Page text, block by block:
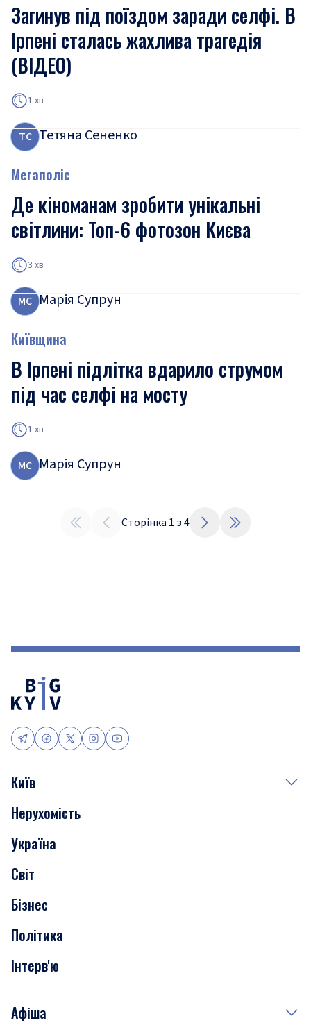
Загинув під поїздом заради селфі. В
Ірпені сталась жахлива трагедія
(ВІДЕО)
1 хв
ТС Тетяна Сененко
Мегаполіс
Де кіноманам зробити унікальні
світлини: Топ-6 фотозон Києва
3 хв
МС Марія Супрун
Київщина
В Ірпені підлітка вдарило струмом
під час селфі на мосту
1 хв
МС Марія Супрун
Сторінка 1 з4
Київ
Події
Скандали
Нерухомість
Транспорт
Нерухомість
Україна
Світ
Бізнес
Політика
Інтерв'ю
Афіша